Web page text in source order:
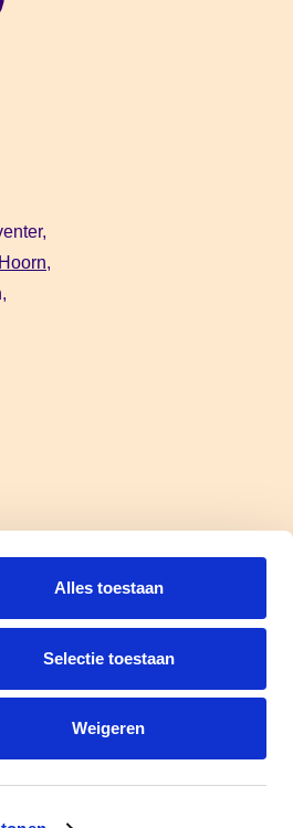
Alles toestaan
Selectie toestaan
Weigeren
Hoorn,